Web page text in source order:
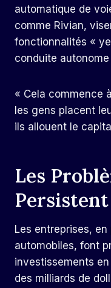
automatique de
comme Rivian,
fonctionnalités «
conduite
« Cela commence
les gens placent
ils allouent le
Les
Persistent
Les entreprises,
automobiles, font
investissements
des milliards de